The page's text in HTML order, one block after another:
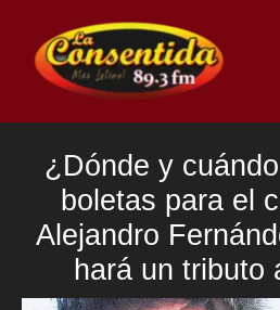
contenido
¿Dónde y
boletas para el
Alejandro
hará un tributo